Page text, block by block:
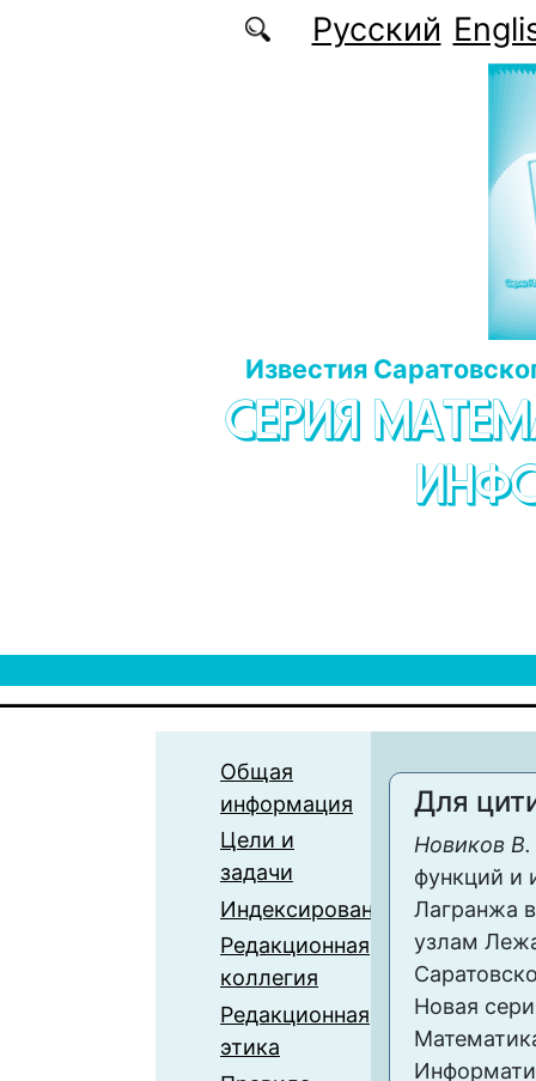
Перейти к основному содержаниюРусский
Известия
СЕРИЯ
Общая
информация
Цели и
задачи
Индексирование
Редакционная
коллегия
Редакционная
этика
Для
Новиков
функций и
Лагранжа
узлам
Новая